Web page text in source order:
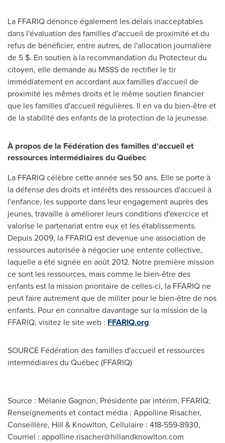
La FFARIQ dénonce également les délais inacceptables
dans l'évaluation des familles d'accueil de proximité et du
refus de bénéficier, entre autres, de l'allocation journalière
de 5 $. En soutien à la recommandation du Protecteur du
citoyen, elle demande au MSSS de rectifier le tir
immédiatement en accordant aux familles d'accueil de
proximité les mêmes droits et le même soutien financier
que les familles d'accueil régulières. Il en va du bien-être et
de la stabilité des enfants de la protection de la jeunesse.
À propos de la Fédération des familles d'accueil et
ressources intermédiaires du Québec
La FFARIQ célèbre cette année ses 50 ans. Elle se porte à
la défense des droits et intérêts des ressources d'accueil à
l'enfance, les supporte dans leur engagement auprès des
jeunes, travaille à améliorer leurs conditions d'exercice et
valorise le partenariat entre eux et les établissements.
Depuis 2009, la FFARIQ est devenue une association de
ressources autorisée à négocier une entente collective,
laquelle a été signée en août 2012. Notre première mission
ce sont les ressources, mais comme le bien-être des
enfants est la mission prioritaire de celles-ci, la FFARIQ ne
peut faire autrement que de militer pour le bien-être de nos
enfants. Pour en connaître davantage sur la mission de la
FFARIQ, visitez le site web : FFARIQ.org.
SOURCE Fédération des familles d'accueil et ressources
intermédiaires du Québec (FFARIQ)
Source : Mélanie Gagnon, Présidente par intérim, FFARIQ;
Renseignements et contact média : Appolline Risacher,
Conseillère, Hill & Knowlton, Cellulaire : 418-559-8930,
Courriel : appolline.risacher@hillandknowlton.com